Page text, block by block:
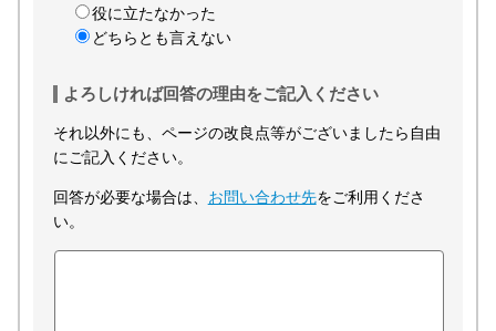
役に立たなかった
どちらとも言えない
よろしければ回答の理由をご記入ください
それ以外にも、ページの改良点等がございましたら自由
にご記入ください。
回答が必要な場合は、 お問い合わせ先をご利用くださ
い。